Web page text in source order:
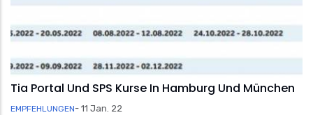
Tia Portal Und SPS Kurse In Hamburg Und München
EMPFEHLUNGEN- 11 Jan. 22